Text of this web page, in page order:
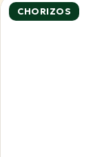
CHORIZOS